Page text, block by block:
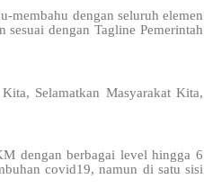
membahu dengan seluruh elemen
dengan Tagline Pemerintah
Selamatkan Masyarakat Kita,
dengan berbagai level hingga 6
covid19, namun di satu sisi